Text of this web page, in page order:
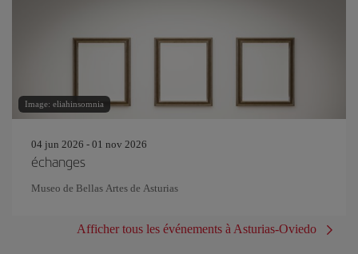
Image: eliahinsomnia
04 jun 2026 - 01 nov 2026
échanges
Museo de Bellas Artes de Asturias
Afficher tous les événements à Asturias-Oviedo